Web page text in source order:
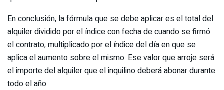
En conclusión, la fórmula que se debe aplicar es el total del
alquiler dividido por el índice con fecha de cuando se firmó
el contrato, multiplicado por el índice del día en que se
aplica el aumento sobre el mismo. Ese valor que arroje será
el importe del alquiler que el inquilino deberá abonar durante
todo el año.